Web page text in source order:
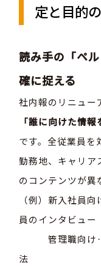
定と目的
読み手の「ペ
確に捉える
社内報のリニュー
「誰に向けた情
です。全従業員を
勤務地、キャリア
のコンテンツが異
（例）新入社員
員のインタビュー
管理職向け‥
法